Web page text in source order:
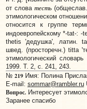
от словатесть
этимологическом
относится к группе
индоевропейскому *-tat-:
thetis 'дедушка', латин.
швед. (просторечн.) titta
этимологический
1999. Т. 2, с. 241, 243.
№ 219Имя: Полина
E-mail: sommar@rambler.ru
Вопрос.Интересует
Заранее спасибо